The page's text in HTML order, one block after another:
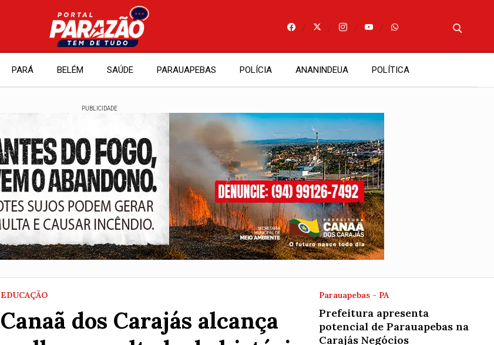
PARÁ BELÉM SAÚDE PARAUAPEBAS POLÍCIA ANANINDEUA POLÍTICA
PUBLICIDADE
CULTURA
EDUCAÇÃO
Canaã dos Carajás alcança
Parauapebas - PA
Prefeitura apresenta
potencial de Parauapebas na
Carajás Negócios